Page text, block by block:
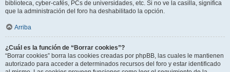
biblioteca, cyber-cafés, PCs de universidades, etc. Si no ve la casilla, significa
que la administración del foro ha deshabilitado la opción.
Arriba
¿Cuál es la función de “Borrar cookies”?
“Borrar cookies” borra las cookies creadas por phpBB, las cuales le mantienen
autorizado para acceder a determinados recursos del foro y estar identificado